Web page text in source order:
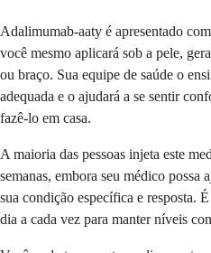
Adalimumab-aaty é apresentado
você mesmo aplicará sob a pele,
ou braço. Sua equipe de saúde o
adequada e o ajudará a se sentir
fazê-lo em casa.
A maioria das pessoas injeta este
semanas, embora seu médico possa
sua condição específica e resposta.
dia a cada vez para manter níveis